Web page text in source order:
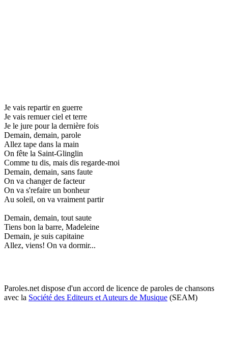
Je vais repartir en guerre
Je vais remuer ciel et terre
Je le jure pour la dernière fois
Demain, demain, parole
Allez tape dans la main
On fête la Saint-Glinglin
Comme tu dis, mais dis regarde-moi
Demain, demain, sans faute
On va changer de facteur
On va s'refaire un bonheur
Au soleil, on va vraiment partir
Demain, demain, tout saute
Tiens bon la barre, Madeleine
Demain, je suis capitaine
Allez, viens! On va dormir...
Paroles.net dispose d'un accord de licence de paroles de chansons
avec la Société des Editeurs et Auteurs de Musique (SEAM)